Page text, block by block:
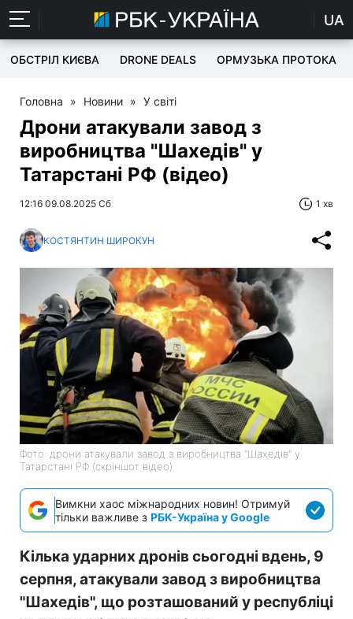
UA
ОБСТРІЛ КИЄВА DRONE DEALS ОРМУЗЬКА ПРОТОКА
Головна » Новини » У світі
Дрони атакували завод з
виробництва "Шахедів" у
Татарстані РФ (відео)
12:16 09.08.2025 Сб 1 хв
КОСТЯНТИН ШИРОКУН
Фото: дрони атакували завод з виробництва "Шахедів" у
Татарстані РФ (скріншот відео)
Вимкни хаос міжнародних новин! Отримуй
тільки важливе з РБК-Україна у Google
Кілька ударних дронів сьогодні вдень, 9
серпня, атакували завод з виробництва
"Шахедів", що розташований у республіці